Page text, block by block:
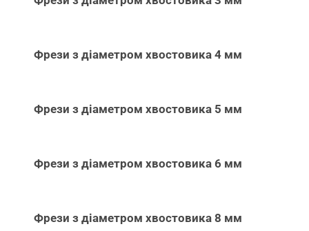
Фрези з діаметром хвостовика 4 мм
Фрези з діаметром хвостовика 5 мм
Фрези з діаметром хвостовика 6 мм
Фрези з діаметром хвостовика 8 мм